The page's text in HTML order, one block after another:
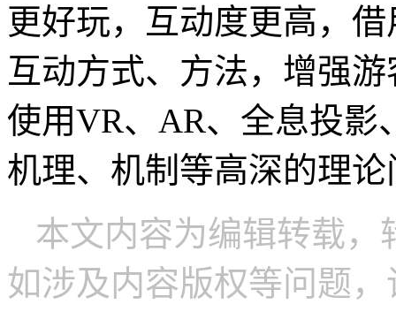
更好玩，互动度更高，
互动方式、方法，增强
使用VR、AR、全息投影
机理、机制等高深的理
本文内容为编辑转载
如涉及内容版权等问题